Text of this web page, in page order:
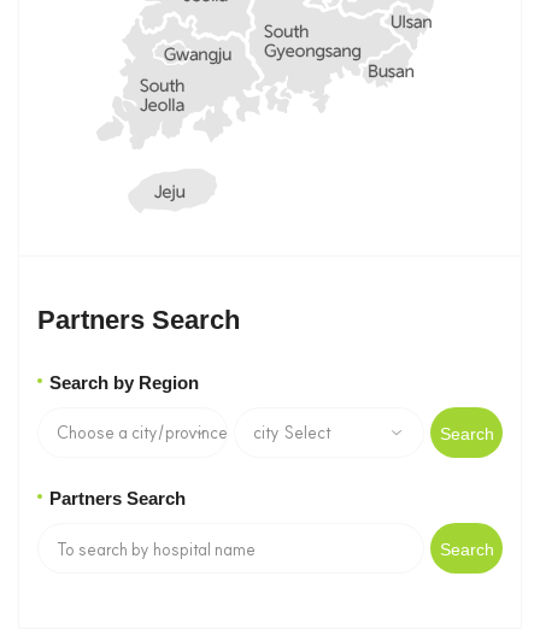
Partners Search
Search by Region
Search
Partners Search
Search